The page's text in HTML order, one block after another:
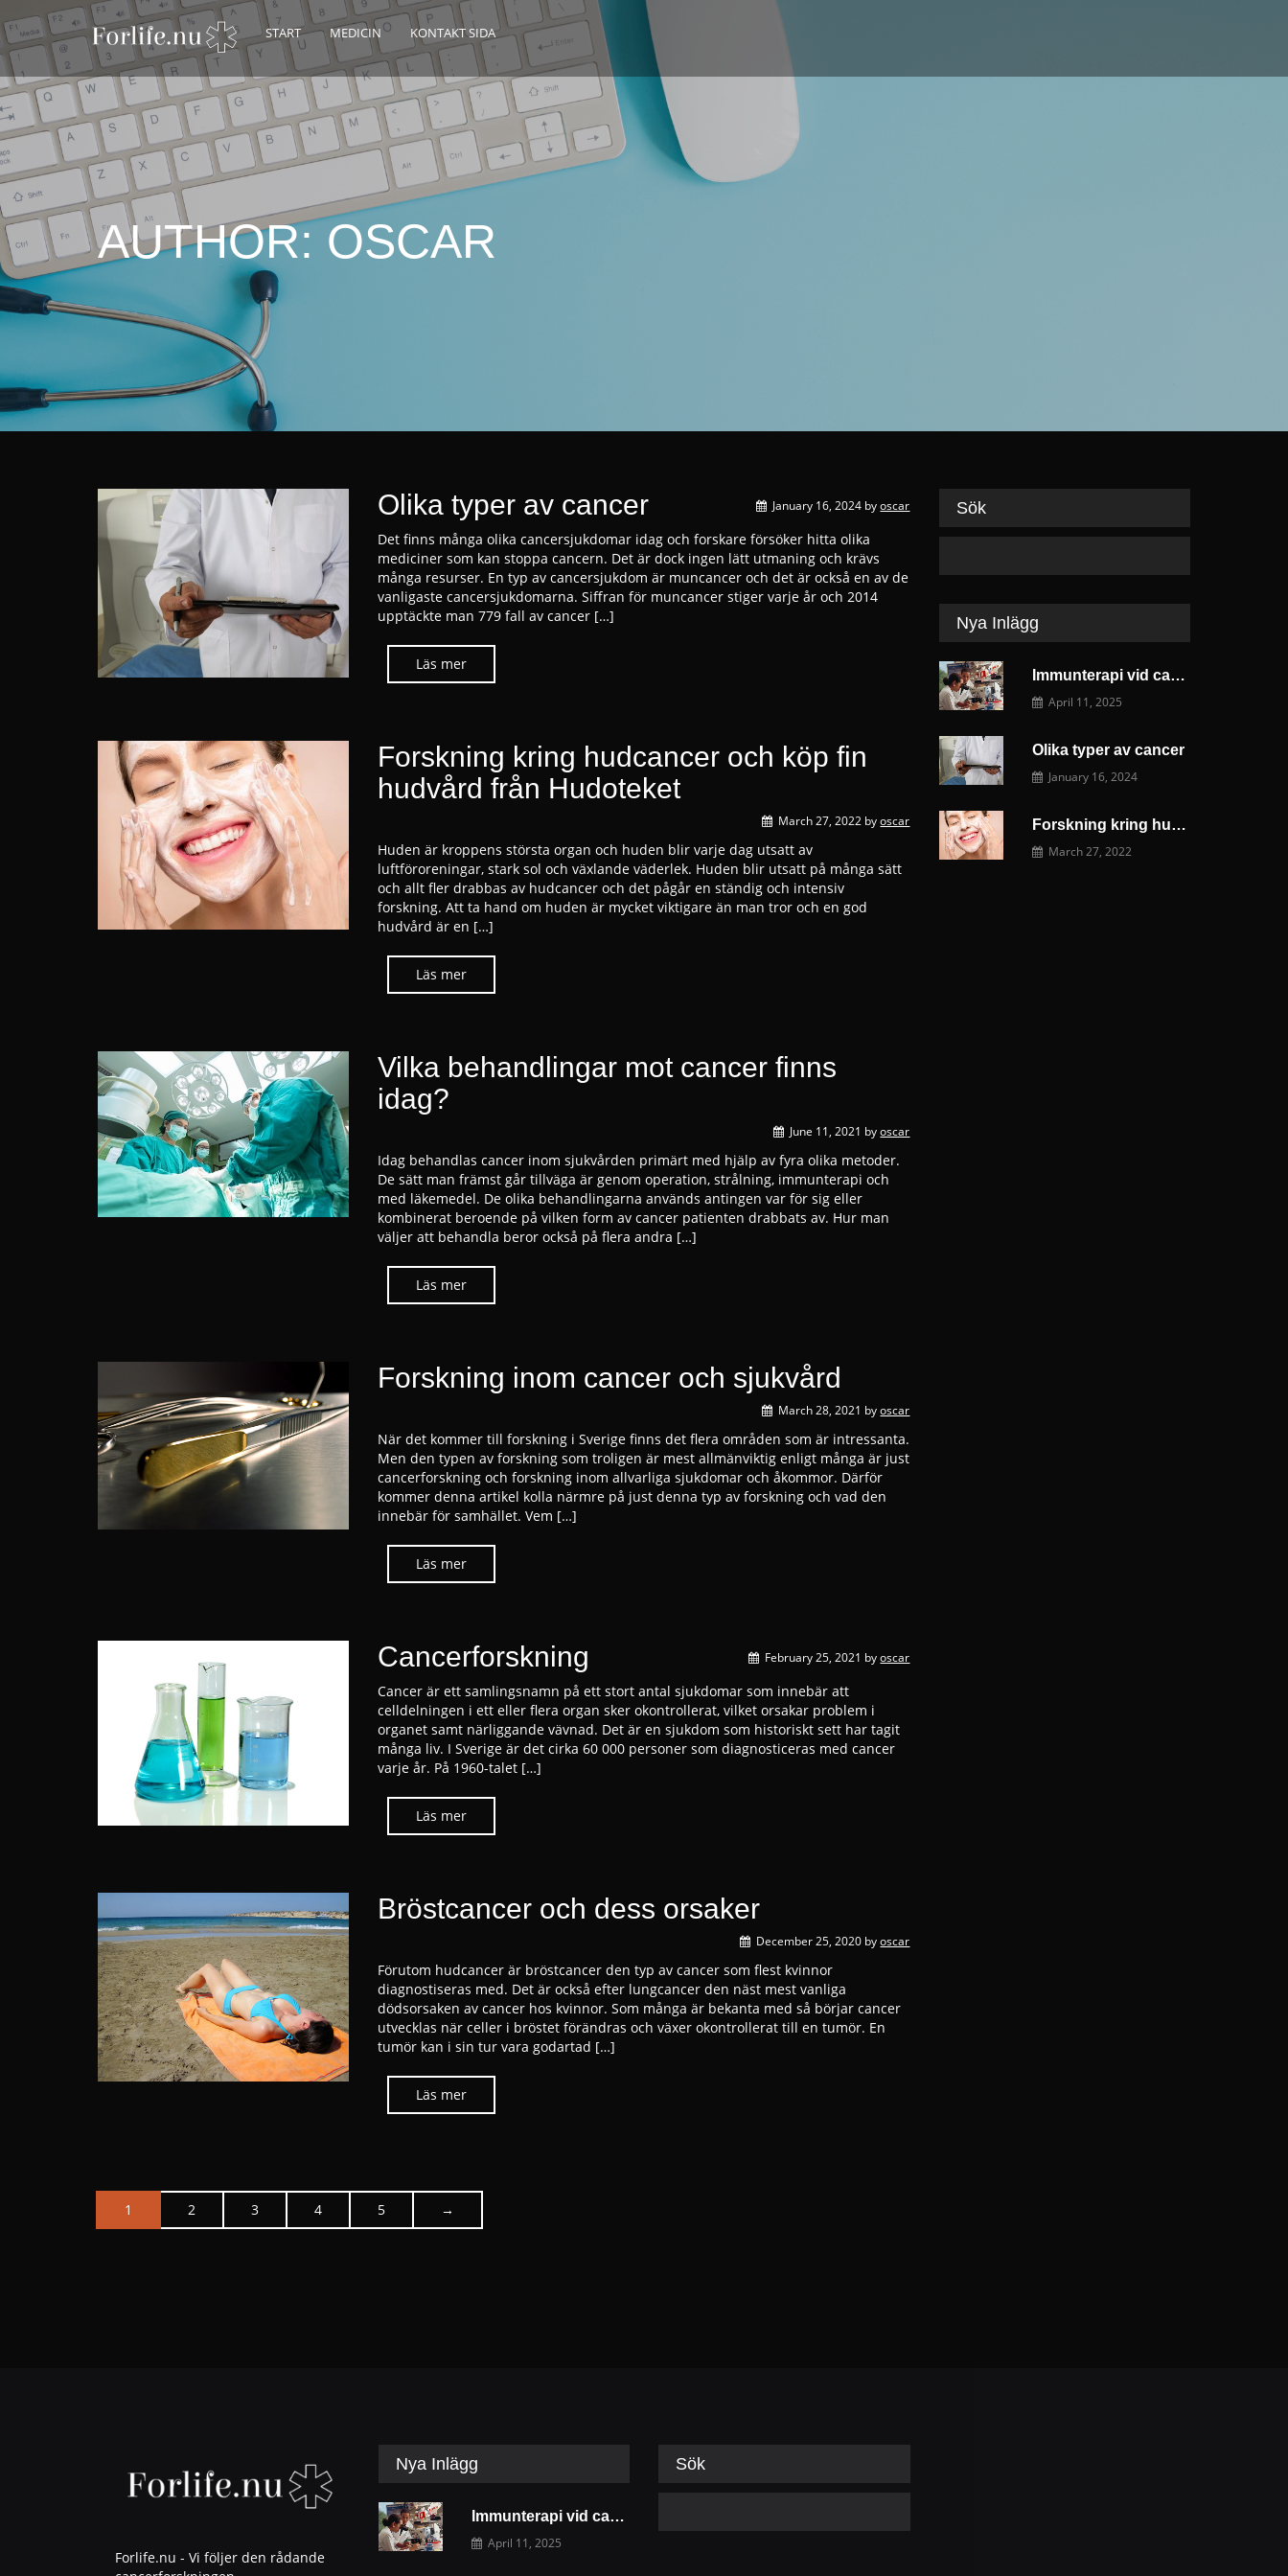
START MEDICIN KONTAKT SIDA
AUTHOR: OSCAR
Olika typer av cancer January 16, 2024 byoscar
Det finns många olika cancersjukdomar idag och forskare försöker hitta olika
mediciner som kan stoppa cancern. Det är dock ingen lätt utmaning och krävs
många resurser. En typ av cancersjukdom är muncancer och det är också en av de
vanligaste cancersjukdomarna. Siffran för muncancer stiger varje år och 2014
upptäckte man 779 fall av cancer […]
Forskning kring hudcancer och köp fin
hudvård från Hudoteket
March 27, 2022 byoscar
Huden är kroppens största organ och huden blir varje dag utsatt av
luftföroreningar, stark sol och växlande väderlek. Huden blir utsatt på många sätt
och allt fler drabbas av hudcancer och det pågår en ständig och intensiv
forskning. Att ta hand om huden är mycket viktigare än man tror och en god
hudvård är en […]
Vilka behandlingar mot cancer finns
idag?
June 11, 2021 byoscar
Idag behandlas cancer inom sjukvården primärt med hjälp av fyra olika metoder.
De sätt man främst går tillväga är genom operation, strålning, immunterapi och
med läkemedel. De olika behandlingarna används antingen var för sig eller
kombinerat beroende på vilken form av cancer patienten drabbats av. Hur man
väljer att behandla beror också på flera andra […]
Forskning inom cancer och sjukvård
March 28, 2021 byoscar
När det kommer till forskning i Sverige finns det flera områden som är intressanta.
Men den typen av forskning som troligen är mest allmänviktig enligt många är just
cancerforskning och forskning inom allvarliga sjukdomar och åkommor. Därför
kommer denna artikel kolla närmre på just denna typ av forskning och vad den
innebär för samhället. Vem […]
Cancerforskning February 25, 2021 byoscar
Cancer är ett samlingsnamn på ett stort antal sjukdomar som innebär att
celldelningen i ett eller flera organ sker okontrollerat, vilket orsakar problem i
organet samt närliggande vävnad. Det är en sjukdom som historiskt sett har tagit
många liv. I Sverige är det cirka 60 000 personer som diagnosticeras med cancer
varje år. På 1960-talet […]
Bröstcancer och dess orsaker
December 25, 2020 byoscar
Förutom hudcancer är bröstcancer den typ av cancer som flest kvinnor
diagnostiseras med. Det är också efter lungcancer den näst mest vanliga
dödsorsaken av cancer hos kvinnor. Som många är bekanta med så börjar cancer
utvecklas när celler i bröstet förändras och växer okontrollerat till en tumör. En
tumör kan i sin tur vara godartad […]
1 2 3 4 5 →
Sök
Nya Inlägg
Immunterapi vid cancer – hur vårt eget immunförsvar kan bekämpa sjukdomen
April 11, 2025
Olika typer av cancer
January 16, 2024
Forskning kring hudcancer och köp fin hudvård från Hudoteket
March 27, 2022
Forlife.nu - Vi följer den rådande
Nya Inlägg
Immunterapi vid cancer – hur vårt eget immunförsvar kan bekämpa sjukdomen
April 11, 2025
Sök